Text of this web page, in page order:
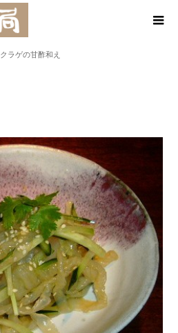
クラゲの甘酢和え